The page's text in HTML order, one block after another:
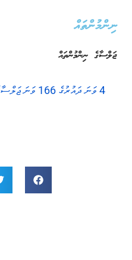
ނިންމުންތައް
ޖަލްސާގެ ނިންމުންތައް
4 ވަނަ ދައުރުގެ 166 ވަނަ ޖަލްސާގެ ނިންމުންތައް